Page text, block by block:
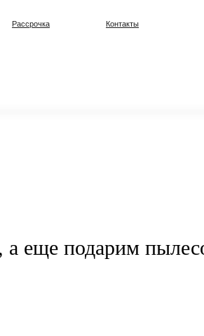
Рассрочка Контакты
еще подарим